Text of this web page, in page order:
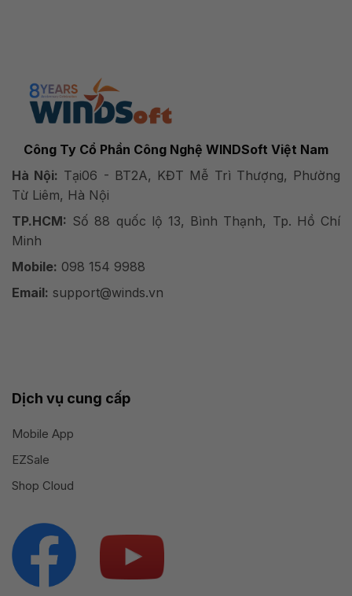
Công Ty Cổ Phần Công Nghệ WINDSoft Việt Nam
Hà Nội: Tại06 - BT2A, KĐT Mễ Trì Thượng, Phường
Từ Liêm, Hà Nội
TP.HCM: Số 88 quốc lộ 13, Bình Thạnh, Tp. Hồ Chí
Minh
Mobile: 098 154 9988
Email: support@winds.vn
Dịch vụ cung cấp
Mobile App
EZSale
Shop Cloud